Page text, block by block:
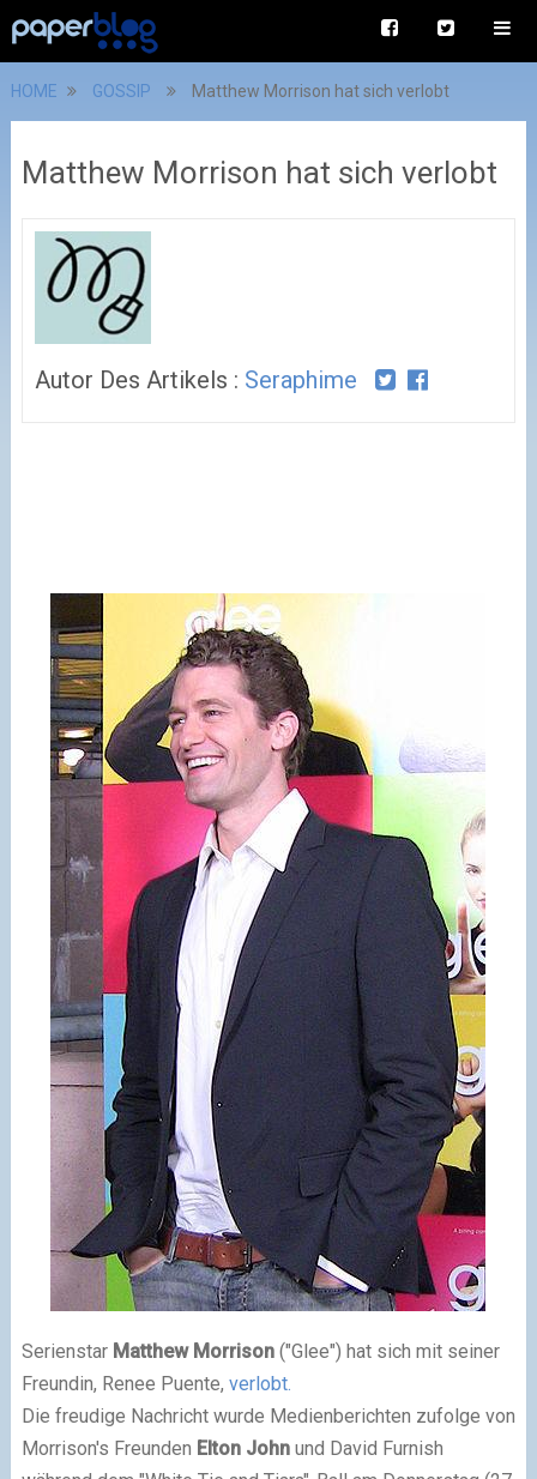
HOME GOSSIP Matthew Morrison hat sich verlobt
Matthew Morrison hat sich verlobt
Autor Des Artikels : Seraphime
Serienstar Matthew Morrison("Glee") hat sich mit seiner
Freundin, Renee Puente, verlobt.
Die freudige Nachricht wurde Medienberichten zufolge von
Morrison's Freunden Elton Johnund David Furnish